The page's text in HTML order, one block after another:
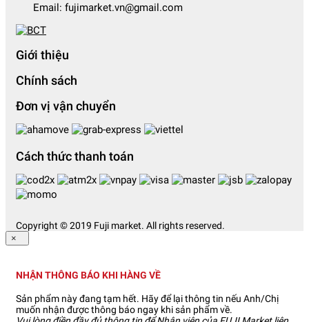
Email: fujimarket.vn@gmail.com
Giới thiệu
Chính sách
Đơn vị vận chuyển
Cách thức thanh toán
Copyright © 2019 Fuji market. All rights reserved.
×
NHẬN THÔNG BÁO KHI HÀNG VỀ
Sản phẩm này đang tạm hết. Hãy để lại thông tin nếu Anh/Chị
muốn nhận được thông báo ngay khi sản phẩm về.